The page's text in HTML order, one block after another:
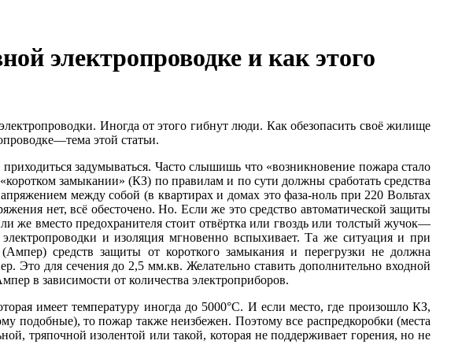
электропроводке и как этого
Иногда от этого гибнут люди. Как обезопасить своё жилище
—тема этой статьи.
задумываться. Часто слышишь что «возникновение пожара стало
замыкании» (КЗ) по правилам и по сути должны сработать средства
между собой (в квартирах и домах это фаза-ноль при 220 Вольтах
нет, всё обесточено. Но. Если же это средство автоматической защиты
же вместо предохранителя стоит отвёртка или гвоздь или толстый жучок—
и изоляция мгновенно вспыхивает. Та же ситуация и при
средств защиты от короткого замыкания и перегрузки не должна
для сечения до 2,5 мм.кв. Желательно ставить дополнительно входной
в зависимости от количества электроприборов.
имеет температуру иногда до 5000°С. И если место, где произошло КЗ,
подобные), то пожар также неизбежен. Поэтому все распредкоробки (места
тряпочной изолентой или такой, которая не поддерживает горения, но не